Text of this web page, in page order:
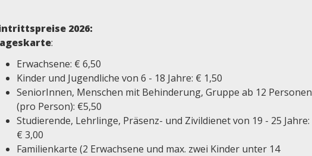
2026:
:
Erwachsene: € 6,50
Kinder und Jugendliche von 6 - 18 Jahre: € 1,50
SeniorInnen, Menschen mit Behinderung, Gruppe ab 12 Personen
(pro Person): €5,50
Studierende, Lehrlinge, Präsenz- und Zivildienet von 19 - 25 Jahre:
€ 3,00
Familienkarte (2 Erwachsene und max. zwei Kinder unter 14